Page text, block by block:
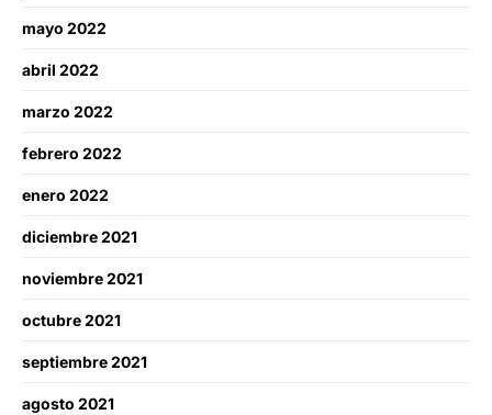
mayo 2022
abril 2022
marzo 2022
febrero 2022
enero 2022
diciembre 2021
noviembre 2021
octubre 2021
septiembre 2021
agosto 2021